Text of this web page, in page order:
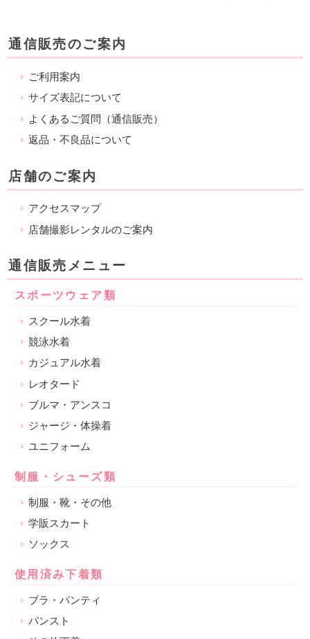
通信販売のご案内
ご利用案内
サイズ表記について
よくあるご質問（通信販売）
返品・不良品について
店舗のご案内
アクセスマップ
店舗撮影レンタルのご案内
通信販売メニュー
スポーツウェア類
スクール水着
競泳水着
カジュアル水着
レオタード
ブルマ・アンスコ
ジャージ・体操着
ユニフォーム
制服・シューズ類
制服・靴・その他
学販スカート
ソックス
使用済み下着類
ブラ・パンティ
パンスト